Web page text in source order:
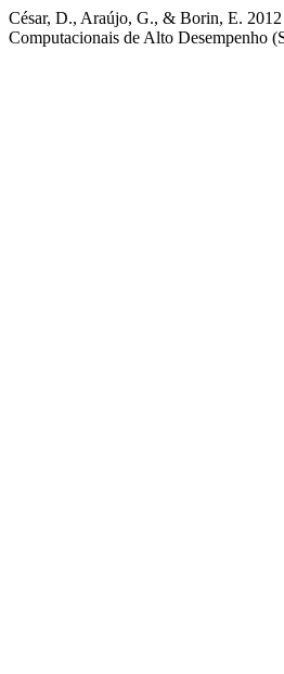
César, D., Araújo, G., & Borin, E.
Computacionais de Alto Desempenho